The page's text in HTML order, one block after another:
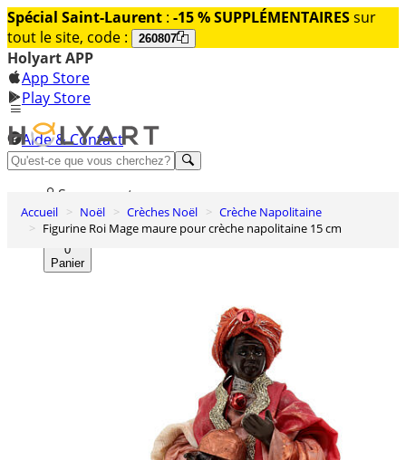
Spécial Saint-Laurent : -15 % SUPPLÉMENTAIRESsur
tout le site, code :
260807
Holyart APP
App Store
Play Store
Aide & Contact
Découvrez Premium
Se connecter
Liste des envies
0
Panier
Accueil Noël Crèches Noël
Crèche Napolitaine
Figurine Roi Mage maure pour crèche napolitaine 15 cm